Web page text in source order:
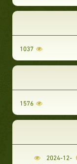
1037
1576
2024-12-